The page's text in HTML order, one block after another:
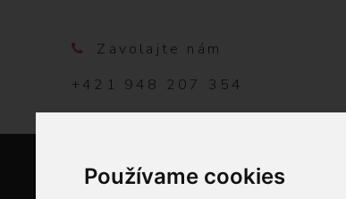
Používame cookies
Zavolajte nám
+421 948 207 354